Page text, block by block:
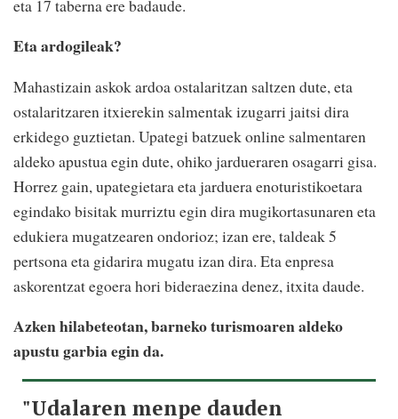
eta 17 taberna ere badaude.
Eta ardogileak?
Mahastizain askok ardoa ostalaritzan saltzen dute, eta
ostalaritzaren itxierekin salmentak izugarri jaitsi dira
erkidego guztietan. Upategi batzuek online salmentaren
aldeko apustua egin dute, ohiko jardueraren osagarri gisa.
Horrez gain, upategietara eta jarduera enoturistikoetara
egindako bisitak murriztu egin dira mugikortasunaren eta
edukiera mugatzearen ondorioz; izan ere, taldeak 5
pertsona eta gidarira mugatu izan dira. Eta enpresa
askorentzat egoera hori bideraezina denez, itxita daude.
Azken hilabeteotan, barneko turismoaren aldeko
apustu garbia egin da.
"Udalaren menpe dauden